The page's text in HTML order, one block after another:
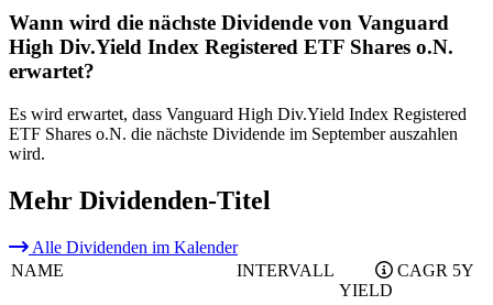
Wann wird die nächste Dividende von Vanguard
High Div.Yield Index Registered ETF Shares o.N.
erwartet?
Es wird erwartet, dass Vanguard High Div.Yield Index Registered
ETF Shares o.N. die nächste Dividende im September auszahlen
wird.
Mehr Dividenden-Titel
Alle Dividenden im Kalender
NAME
INTERVALL
YIELD
CAGR 5Y